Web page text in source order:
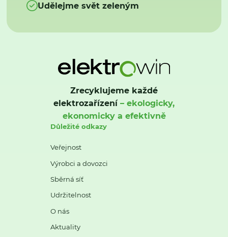
Udělejme svět zeleným
Zrecyklujeme každé
elektrozařízení– ekologicky,
ekonomicky a efektivně
Důležité odkazy
Veřejnost
Výrobci a dovozci
Sběrná síť
Udržitelnost
O nás
Aktuality